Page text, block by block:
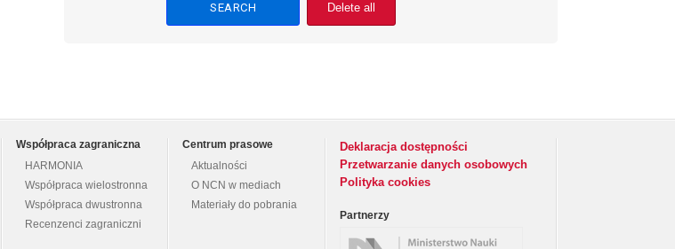
Delete all
Współpraca zagraniczna
HARMONIA
Współpraca wielostronna
Współpraca dwustronna
Recenzenci zagraniczni
Centrum prasowe
Aktualności
O NCN w mediach
Materiały do pobrania
Deklaracja dostępności
Przetwarzanie danych osobowych
Polityka cookies
Partnerzy